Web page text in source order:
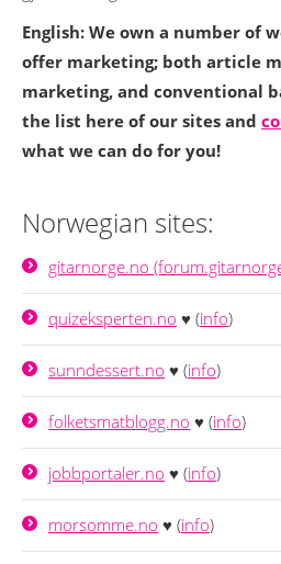
English: We own a number of
offer marketing; both article
marketing, and conventional
the list here of our sites and
what we can do for you!
Norwegian sites:
gitarnorge.no
quizeksperten.no ♥ (info)
sunndessert.no ♥ (info)
folketsmatblogg.no ♥ (info)
jobbportaler.no ♥ (info)
morsomme.no ♥ (info)